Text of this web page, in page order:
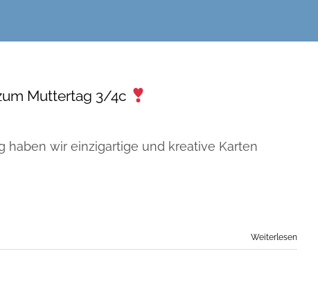
Muttertag 3/4c
haben wir einzigartige und kreative Karten
Weiterlesen